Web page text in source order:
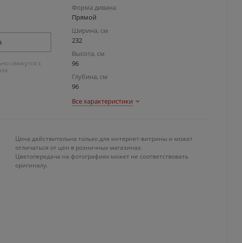
свяжутся с
Форма дивана
Прямой
Ширина, см
232
Высота, см
96
Глубина, см
96
Все характеристики
Цена действительна только для интернет-витрины и может
отличаться от цен в розничных магазинах.
Цветопередача на фотографиях может не соответствовать
оригиналу.